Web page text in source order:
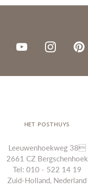
HET POSTHUYS
Leeuwenhoekweg 38
2661 CZ Bergschenhoek
Tel: 010 - 522 14 19
Zuid-Holland, Nederland